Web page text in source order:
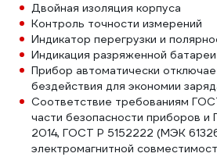
Двойная изоляция корпуса
Контроль точности измерений
Индикатор перегрузки и
Индикация разряженной батареи
Прибор автоматически
бездействия для экономии
Соответствие требованиям
части безопасности приборов
2014, ГОСТ Р 5152222 (МЭК
электромагнитной